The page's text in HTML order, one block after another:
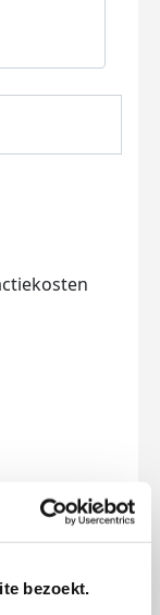
bezoekt.
€500